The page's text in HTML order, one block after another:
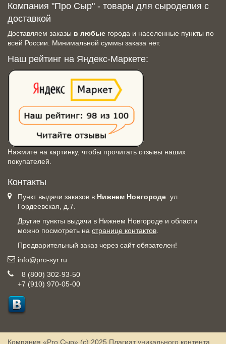
Компания "Про Сыр" - товары для сыроделия с
доставкой
Доставляем заказы в любые города и населенные пункты по
всей России. Минимальной суммы заказа нет.
Наш рейтинг на Яндекс-Маркете:
Нажмите на картинку, чтобы прочитать отзывы наших
покупателей.
Контакты
Пункт выдачи заказов в Нижнем Новгороде: ул.
Гордеевская, д.7.
Другие пункты выдачи в Нижнем Новгороде и области
можно посмотреть на странице контактов
Предварительный заказ через сайт обязателен!
info@pro-syr.ru
8 (800) 302-93-50
+7 (910) 970-05-00
Компания «Pro Сыр» (с) 2025 Плагиат уникального контента